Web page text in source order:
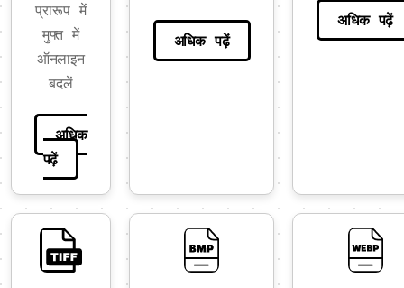
प्रारूप में
मुफ्त में
ऑनलाइन
बदलें
अधिक
पढ़ें
अधिक पढ़ें
अधिक पढ़ें